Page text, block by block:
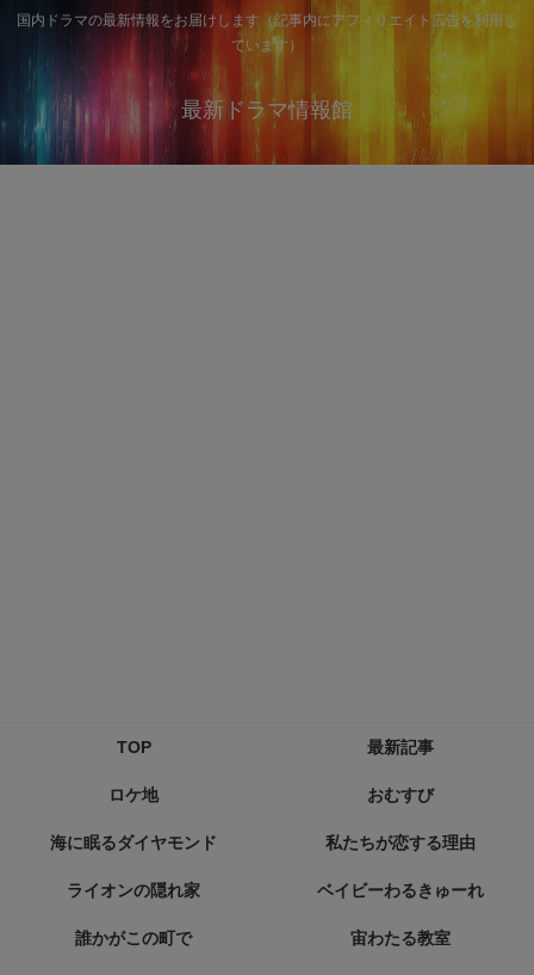
国内ドラマの最新情報をお届けします（記事内にアフィリエイト広告を利用し
ています）
最新ドラマ情報館
TOP 最新記事
ロケ地 おむすび
海に眠るダイヤモンド 私たちが恋する理由
ライオンの隠れ家 ベイビーわるきゅーれ
誰かがこの町で 宙わたる教室